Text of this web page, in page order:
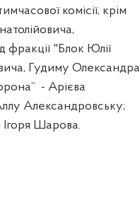
комісії, крім
фракції "Блок Юлії
Гудиму Олександра
- Арієва
Александровську;
Шарова.